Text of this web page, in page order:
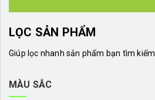
LỌC SẢN PHẨM
Giúp lọc nhanh sản phẩm bạn tìm kiếm
MÀU SẮC